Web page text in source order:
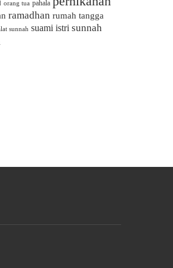
orang tua pahala
ramadhan rumah tangga
sunnah suami istri sunnah